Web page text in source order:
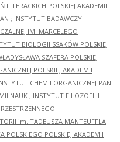
LITERACKICH POLSKIEJ AKADEMII
; INSTYTUT BADAWCZY
IM. MARCELEGO
BIOLOGII SSAKÓW POLSKIEJ
SZAFERA POLSKIEJ
POLSKIEJ AKADEMII
CHEMII ORGANICZNEJ PAN
NAUK ; INSTYTUT FILOZOFII I
im. TADEUSZA MANTEUFFLA
POLSKIEGO POLSKIEJ AKADEMII